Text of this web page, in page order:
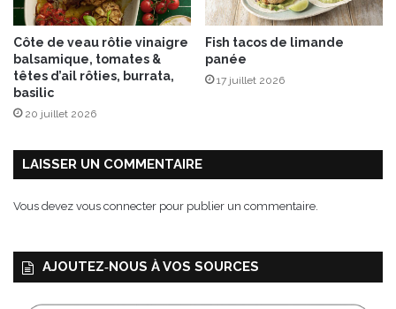
Côte de veau rôtie vinaigre
balsamique, tomates &
têtes d’ail rôties, burrata,
basilic
20 juillet 2026
Fish tacos de limande
panée
17 juillet 2026
LAISSER UN COMMENTAIRE
Vous devez vous connecter pour publier un commentaire.
AJOUTEZ‑NOUS À VOS SOURCES